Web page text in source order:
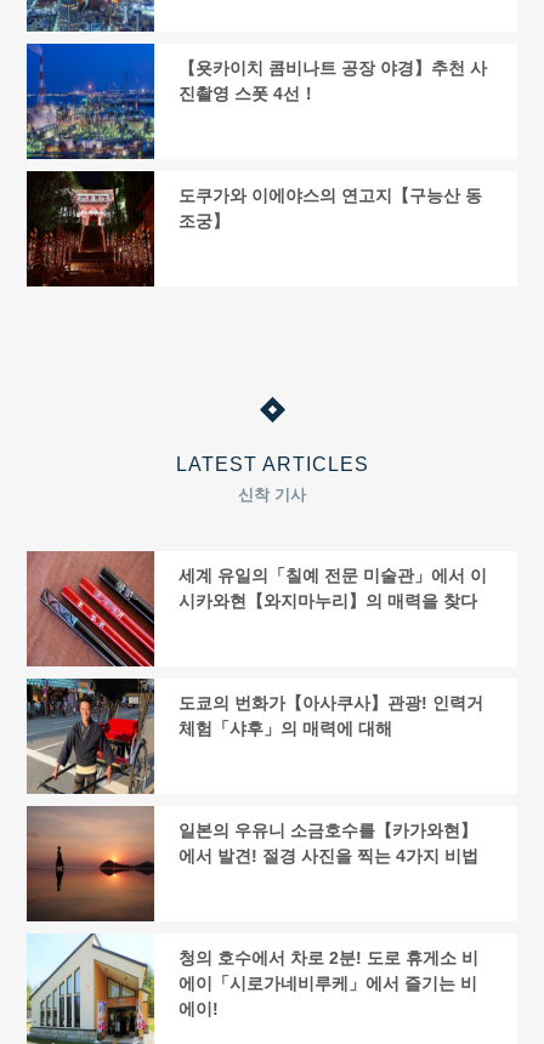
【욧카이치 콤비나트 공장 야경】추천 사
진촬영 스폿 4선！
도쿠가와 이에야스의 연고지【구능산 동
조궁】
LATEST ARTICLES
신착 기사
세계 유일의「칠예 전문 미술관」에서 이
시카와현【와지마누리】의 매력을 찾다
도쿄의 번화가【아사쿠사】관광! 인력거
체험「샤후」의 매력에 대해
일본의 우유니 소금호수를【카가와현】
에서 발견! 절경 사진을 찍는 4가지 비법
청의 호수에서 차로 2분! 도로 휴게소 비
에이「시로가네비루케」에서 즐기는 비
에이!